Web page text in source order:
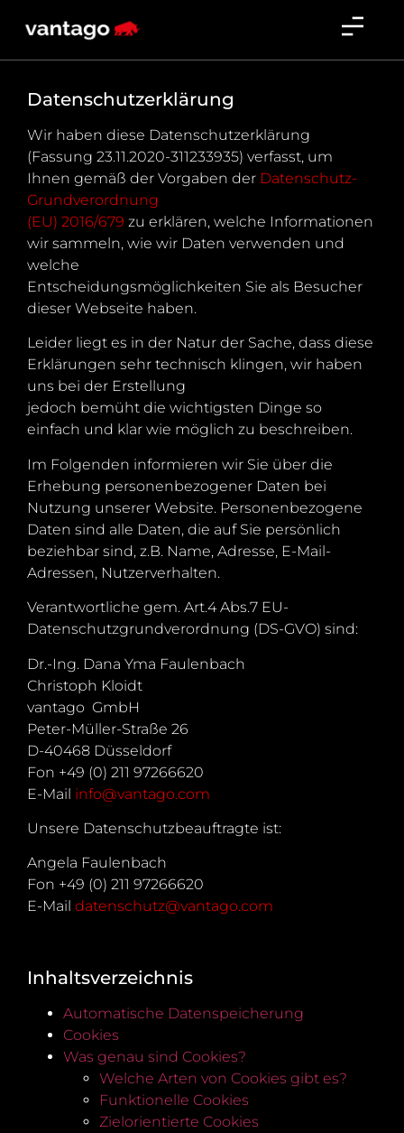
Datenschutzerklärung
Wir haben diese Datenschutzerklärung
(Fassung 23.11.2020-311233935) verfasst, um
Ihnen gemäß der Vorgaben der Datenschutz-
Grundverordnung
(EU) 2016/679 zu erklären, welche Informationen
wir sammeln, wie wir Daten verwenden und
welche
Entscheidungsmöglichkeiten Sie als Besucher
dieser Webseite haben.
Leider liegt es in der Natur der Sache, dass diese
Erklärungen sehr technisch klingen, wir haben
uns bei der Erstellung
jedoch bemüht die wichtigsten Dinge so
einfach und klar wie möglich zu beschreiben.
Im Folgenden informieren wir Sie über die
Erhebung personenbezogener Daten bei
Nutzung unserer Website. Personenbezogene
Daten sind alle Daten, die auf Sie persönlich
beziehbar sind, z.B. Name, Adresse, E-Mail-
Adressen, Nutzerverhalten.
Verantwortliche gem. Art.4 Abs.7 EU-
Datenschutzgrundverordnung (DS-GVO) sind:
Dr.-Ing. Dana Yma Faulenbach
Christoph Kloidt
vantago GmbH
Peter-Müller-Straße 26
D-40468 Düsseldorf
Fon +49 (0) 211 97266620
E-Mail info@vantago.com
Unsere Datenschutzbeauftragte ist:
Angela Faulenbach
Fon +49 (0) 211 97266620
E-Mail datenschutz@vantago.com
Inhaltsverzeichnis
Automatische Datenspeicherung
Cookies
Was genau sind Cookies?
Welche Arten von Cookies gibt es?
Funktionelle Cookies
Zielorientierte Cookies